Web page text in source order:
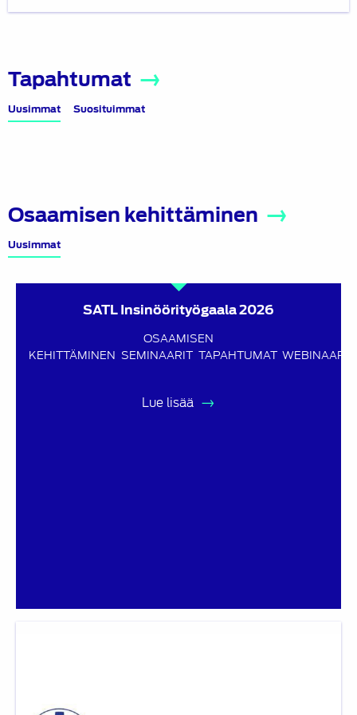
Tapahtumat
Uusimmat Suosituimmat
Osaamisen kehittäminen
Uusimmat
SATL Insinöörityögaala 2026
OSAAMISEN
KEHITTÄMINEN SEMINAARIT TAPAHTUMAT WEBINAARIT
Lue lisää